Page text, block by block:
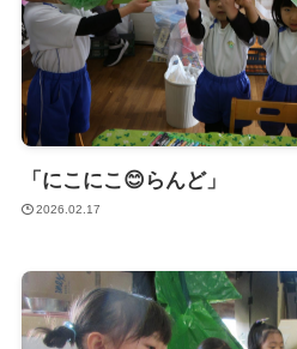
「にこにこ😊らんど」
2026.02.17